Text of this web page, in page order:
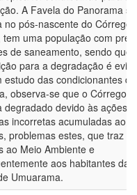
A Favela do Panorama se
no pós-nascente do Córrego
tem uma população com
de saneamento, sendo que,
para a degradação é
estudo das condicionantes
observa-se que o Córrego
degradado devido às ações
incorretas acumuladas ao
problemas estes, que traz
ao Meio Ambiente e
aos habitantes da
Umuarama.